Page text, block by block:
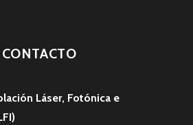
CONTACTO
Láser, Fotónica e